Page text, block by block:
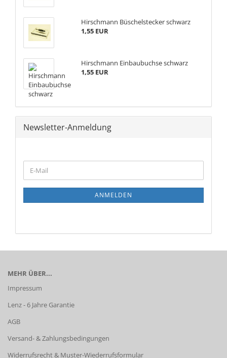
Hirschmann Büschelstecker schwarz
1,55 EUR
Hirschmann Einbaubuchse schwarz
1,55 EUR
Newsletter-Anmeldung
ZUR
NEWSLETTER-
E-
Mail
ANMELDEN
MEHR ÜBER...
Impressum
Lenz - 6 Jahre Garantie
AGB
Versand- & Zahlungsbedingungen
Widerrufsrecht & Muster-Wiederrufsformular